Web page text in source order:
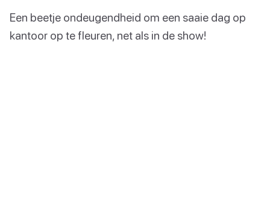
Een beetje ondeugendheid om een saaie dag op
kantoor op te fleuren, net als in de show!